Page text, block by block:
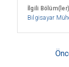
İlgili
Bilgisayar